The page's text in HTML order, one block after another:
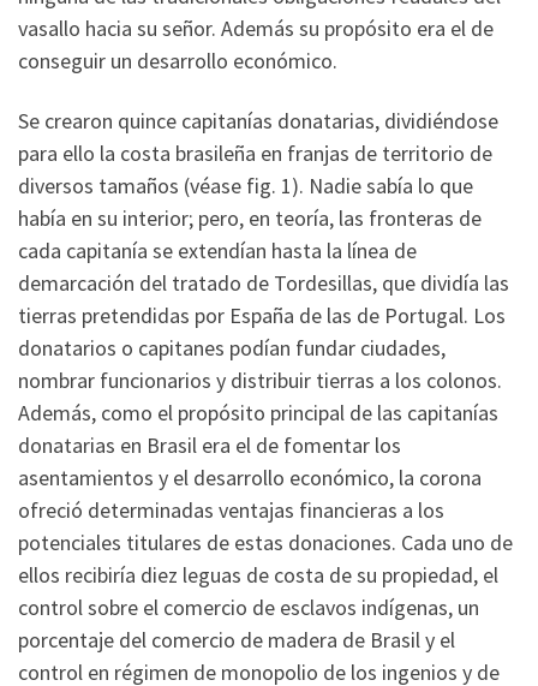
vasallo hacia su señor. Además su propósito era el de
conseguir un desarrollo económico.
Se crearon quince capitanías donatarias, dividiéndose
para ello la costa brasileña en franjas de territorio de
diversos tamaños (véase fig. 1). Nadie sabía lo que
había en su interior; pero, en teoría, las fronteras de
cada capitanía se extendían hasta la línea de
demarcación del tratado de Tordesillas, que dividía las
tierras pretendidas por España de las de Portugal. Los
donatarios o capitanes podían fundar ciudades,
nombrar funcionarios y distribuir tierras a los colonos.
Además, como el propósito principal de las capitanías
donatarias en Brasil era el de fomentar los
asentamientos y el desarrollo económico, la corona
ofreció determinadas ventajas financieras a los
potenciales titulares de estas donaciones. Cada uno de
ellos recibiría diez leguas de costa de su propiedad, el
control sobre el comercio de esclavos indígenas, un
porcentaje del comercio de madera de Brasil y el
control en régimen de monopolio de los ingenios y de